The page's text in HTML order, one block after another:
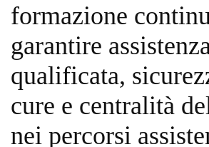
formazione
garantire
qualificata,
cure e centralità
nei percorsi